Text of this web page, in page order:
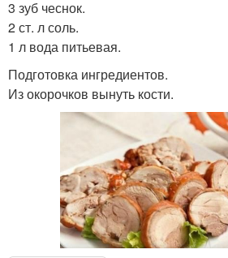
3 зуб чеснок.
2 ст. л соль.
1 л вода питьевая.
Подготовка ингредиентов.
Из окорочков вынуть кости.